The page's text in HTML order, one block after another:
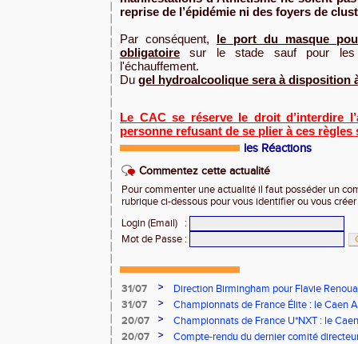
reprise de l’épidémie ni des foyers de
Par conséquent, le port du masque
obligatoire
sur le stade sauf pour
l'échauffement.
Du gel hydroalcoolique sera à disposition
Le CAC se réserve le droit d’interdire
personne refusant de se plier à ces règles
les Réactions
Commentez cette actualité
Pour commenter une actualité il faut posséder un
rubrique ci-dessous pour vous identifier ou vous
Login (Email)
:
Mot de Passe :
31/07 >
Direction Birmingham pour Flavie
31/07
>
Championnats de France Élite : le Caen
vous à Albi !
20/07 >
Championnats de France U*NXT : le
Stade Charléty !
20/07 >
Compte-rendu du dernier comité